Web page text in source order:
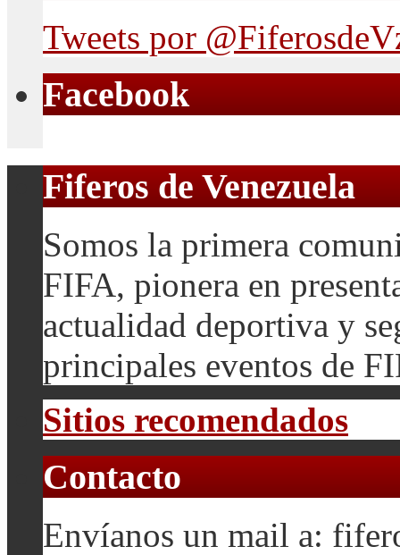
Tweets por
Facebook
Fiferos de Venezuela
Somos la primera
FIFA, pionera en
actualidad deportiva y
principales eventos de
Sitios recomendados
Contacto
Envíanos un mail a: